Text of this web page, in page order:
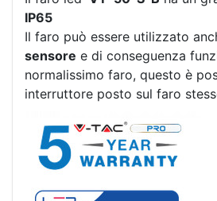
IP65
Il faro può essere utilizzato
sensore e di conseguenza
normalissimo faro, questo è
interruttore posto sul faro